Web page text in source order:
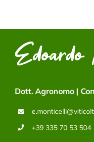
Dott. Agronomo |
+39 335 70 53 504